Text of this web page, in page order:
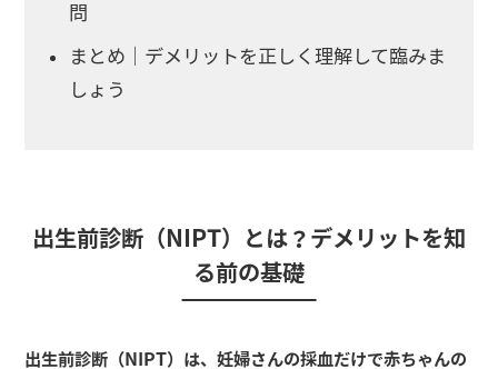
問
まとめ｜デメリットを正しく理解して臨みま
しょう
出生前診断（NIPT）とは？デメリットを知
る前の基礎
出生前診断（NIPT）は、妊婦さんの採血だけで赤ちゃんの